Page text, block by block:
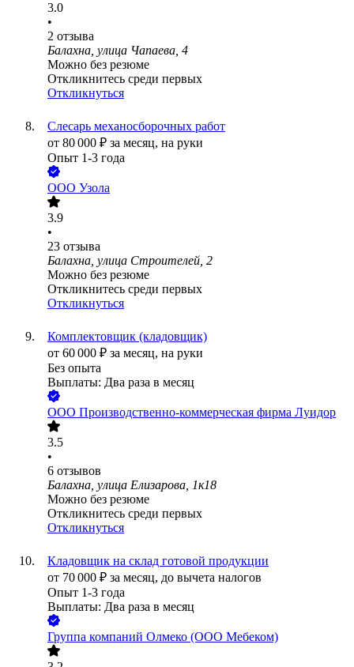
3.0
•
2 отзыва
Балахна, улица Чапаева, 4
Можно без резюме
Откликнитесь среди первых
Откликнуться
Слесарь механосборочных работ
от 80 000 ₽ за месяц, на руки
Опыт 1-3 года
ООО Узола
3.9
•
23 отзыва
Балахна, улица Строителей, 2
Можно без резюме
Откликнитесь среди первых
Откликнуться
Комплектовщик (кладовщик)
от 60 000 ₽ за месяц, на руки
Без опыта
Выплаты: Два раза в месяц
ООО Производственно-коммерческая фирма Луидор
3.5
•
6 отзывов
Балахна, улица Елизарова, 1к18
Можно без резюме
Откликнитесь среди первых
Откликнуться
Кладовщик на склад готовой продукции
от 70 000 ₽ за месяц, до вычета налогов
Опыт 1-3 года
Выплаты: Два раза в месяц
Группа компаний Олмеко (ООО Мебеком)